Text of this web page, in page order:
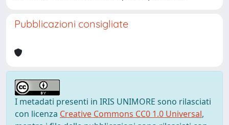
Pubblicazioni consigliate
I metadati presenti in IRIS UNIMORE sono rilasciati
con licenza Creative Commons CC0 1.0 Universal,